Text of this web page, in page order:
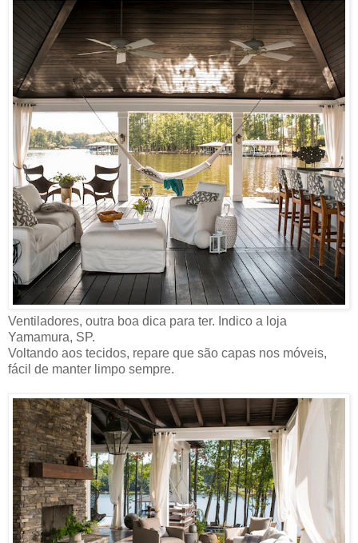
Ventiladores, outra boa dica para ter. Indico a loja
Yamamura, SP.
Voltando aos tecidos, repare que são capas nos móveis,
fácil de manter limpo sempre.